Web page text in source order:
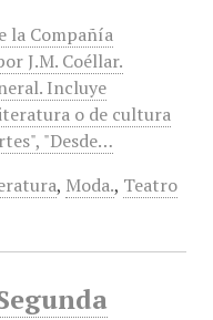
la Compañía
J.M. Coéllar.
Incluye
o de cultura
"Desde…
, Moda., Teatro